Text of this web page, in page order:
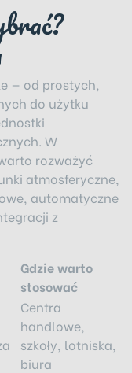
— od prostych,
do użytku
W
rozważyć
atmosferyczne,
automatyczne
z
Gdzie warto
stosować
Centra
handlowe,
szkoły, lotniska,
biura